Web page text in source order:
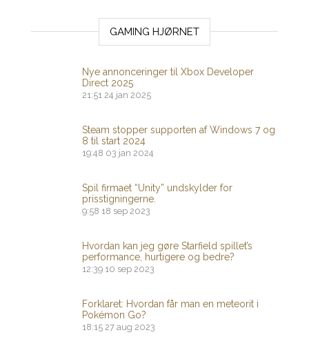
GAMING HJØRNET
Nye annonceringer til Xbox Developer
Direct 2025
21:51 24 jan 2025
Steam stopper supporten af ​​Windows 7 og
8 til start 2024
19:48 03 jan 2024
Spil firmaet “Unity” undskylder for
prisstigningerne.
9:58 18 sep 2023
Hvordan kan jeg gøre Starfield spillet’s
performance, hurtigere og bedre?
12:39 10 sep 2023
Forklaret: Hvordan får man en meteorit i
Pokémon Go?
18:15 27 aug 2023